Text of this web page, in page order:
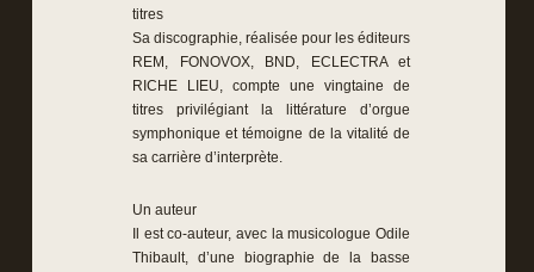
titres
Sa discographie, réalisée pour les éditeurs
REM, FONOVOX, BND, ECLECTRA et
RICHE LIEU, compte une vingtaine de
titres privilégiant la littérature d’orgue
symphonique et témoigne de la vitalité de
sa carrière d’interprète.
Un auteur
Il est co-auteur, avec la musicologue Odile
Thibault, d’une biographie de la basse